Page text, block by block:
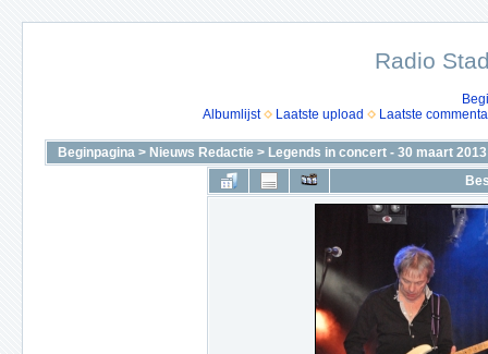
Radio
Albumlijst
Laatste upload Laatste
Beginpagina > Nieuws Redactie > Legends in concert - 30 maart 2013